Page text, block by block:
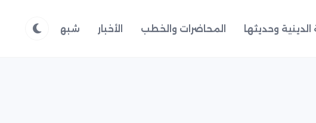
وحديثها المحاضرات والخطب الأخبار شبهات وردود